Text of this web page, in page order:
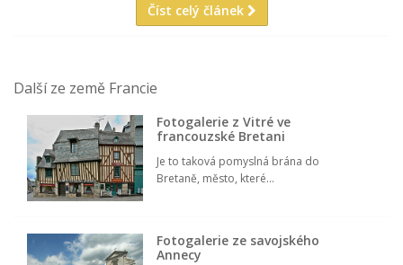
Číst celý článek
Další ze země Francie
Fotogalerie z Vitré ve
francouzské Bretani
Je to taková pomyslná brána do
Bretaně, město, které...
Fotogalerie ze savojského
Annecy